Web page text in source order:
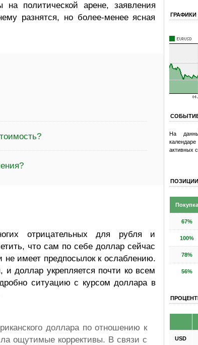
на политической арене, заявления
разнятся, но более-менее ясная
отрицательных для рубля и
что сам по себе доллар сейчас
не имеет предпосылок к ослаблению.
и доллар укрепляется почти ко всем
ситуацию с курсом доллара в
доллара по отношению к
ощутимые коррективы. В связи с
На
активных
Покупка
67%
100%
78%
56%
USD